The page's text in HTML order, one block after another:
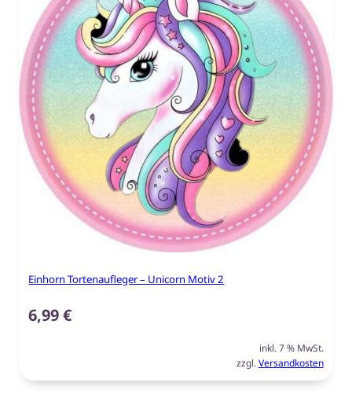
Einhorn Tortenaufleger – Unicorn Motiv 2
6,99€
inkl. 7 % MwSt.
zzgl.Versandkosten